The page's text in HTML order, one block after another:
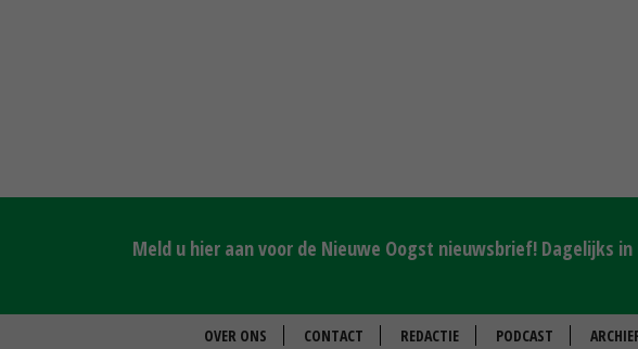
Meld u hier aan voor de Nieuwe Oogst nieuwsbrief! Dagelijks
OVER ONS CONTACT REDACTIE PODCAST